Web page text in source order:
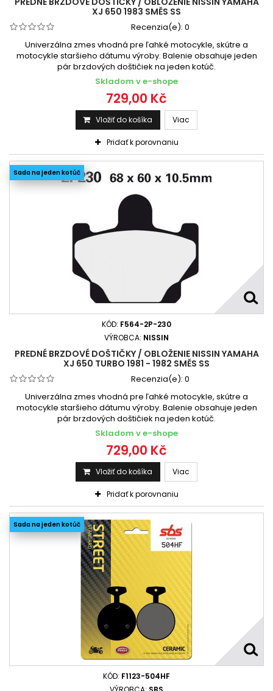
XJ 650 1983 SMĚS SS
Recenzia(e): 0
Univerzálna zmes vhodná pre ľahké motocykle, skútre a
motocykle staršieho dátumu výroby. Balenie obsahuje jeden
pár brzdových doštičiek na jeden kotúč.
Skladom v e-shope
729,00 Kč
Vložiť do košíka Viac
Pridať k porovnaniu
Sada na jeden kotúč
KÓD: F564-2P-230
VÝROBCA: NISSIN
PREDNÉ BRZDOVÉ DOŠTIČKY / OBLOŽENIE NISSIN YAMAHA
XJ 650 TURBO 1981 - 1982 SMĚS SS
Recenzia(e): 0
Univerzálna zmes vhodná pre ľahké motocykle, skútre a
motocykle staršieho dátumu výroby. Balenie obsahuje jeden
pár brzdových doštičiek na jeden kotúč.
Skladom v e-shope
729,00 Kč
Vložiť do košíka Viac
Pridať k porovnaniu
Sada na jeden kotúč
KÓD: F1123-504HF